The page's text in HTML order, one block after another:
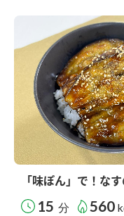
「味ぽん」で！な
15 分 560